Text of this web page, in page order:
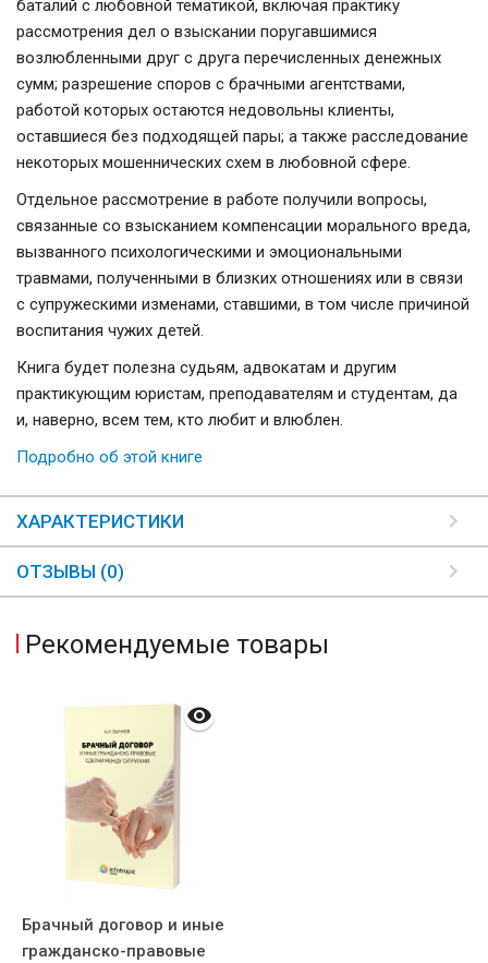
баталий с любовной тематикой, включая практику
рассмотрения дел о взыскании поругавшимися
возлюбленными друг с друга перечисленных денежных
сумм; разрешение споров с брачными агентствами,
работой которых остаются недовольны клиенты,
оставшиеся без подходящей пары; а также расследование
некоторых мошеннических схем в любовной сфере.
Отдельное рассмотрение в работе получили вопросы,
связанные со взысканием компенсации морального вреда,
вызванного психологическими и эмоциональными
травмами, полученными в близких отношениях или в связи
с супружескими изменами, ставшими, в том числе причиной
воспитания чужих детей.
Книга будет полезна судьям, адвокатам и другим
практикующим юристам, преподавателям и студентам, да
и, наверно, всем тем, кто любит и влюблен.
Подробно об этой книге
ХАРАКТЕРИСТИКИ
ОТЗЫВЫ (0)
Рекомендуемые товары
Брачный договор и иные
гражданско-правовые